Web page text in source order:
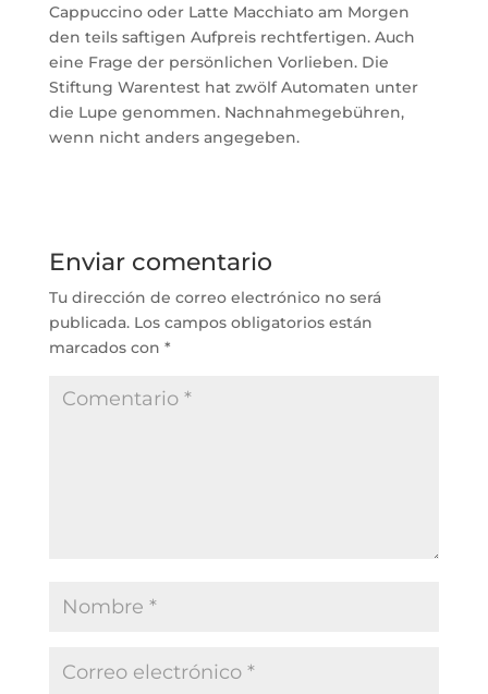
Cappuccino oder Latte Macchiato am Morgen
den teils saftigen Aufpreis rechtfertigen. Auch
eine Frage der persönlichen Vorlieben. Die
Stiftung Warentest hat zwölf Automaten unter
die Lupe genommen. Nachnahmegebühren,
wenn nicht anders angegeben.
Enviar comentario
Tu dirección de correo electrónico no será
publicada. Los campos obligatorios están
marcados con *